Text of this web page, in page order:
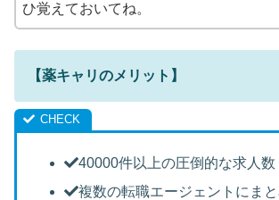
ひ覚えておいてね。
【薬キャリのメリット】
40000件以上の圧倒的な求人数
複数の転職エージェントにま